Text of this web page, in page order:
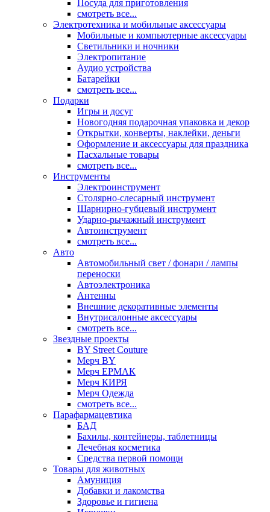
Посуда для приготовления
смотреть все...
Электротехника и мобильные аксессуары
Мобильные и компьютерные аксессуары
Светильники и ночники
Электропитание
Аудио устройства
Батарейки
смотреть все...
Подарки
Игры и досуг
Новогодняя подарочная упаковка и декор
Открытки, конверты, наклейки, деньги
Оформление и аксессуары для праздника
Пасхальные товары
смотреть все...
Инструменты
Электроинструмент
Столярно-слесарный инструмент
Шарнирно-губцевый инструмент
Ударно-рычажный инструмент
Автоинструмент
смотреть все...
Авто
Автомобильный свет / фонари / лампы
переноски
Автоэлектроника
Антенны
Внешние декоративные элементы
Внутрисалонные аксессуары
смотреть все...
Звездные проекты
BY Street Couture
Мерч BY
Мерч ЕРМАК
Мерч КИРЯ
Мерч Одежда
смотреть все...
Парафармацевтика
БАД
Бахилы, контейнеры, таблетницы
Лечебная косметика
Средства первой помощи
Товары для животных
Амуниция
Добавки и лакомства
Здоровье и гигиена